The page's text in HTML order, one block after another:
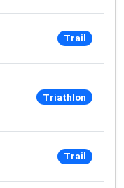
Trail
Triathlon
Trail